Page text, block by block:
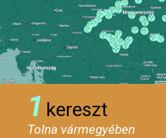
1 kereszt
Tolna vármegyében